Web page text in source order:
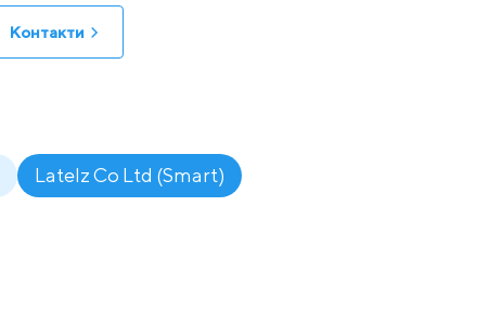
Контакти
Latelz Co Ltd (Smart)